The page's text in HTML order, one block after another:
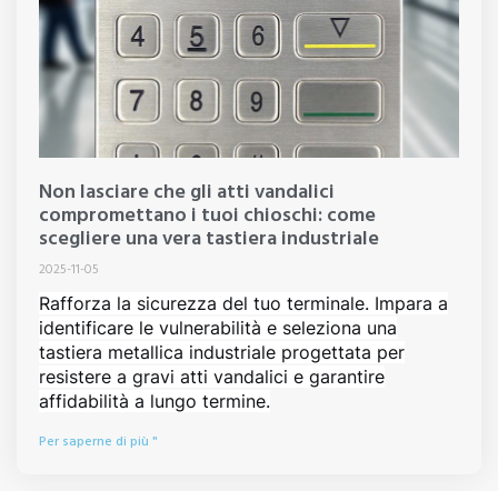
Non lasciare che gli atti vandalici
compromettano i tuoi chioschi: come
scegliere una vera tastiera industriale
2025-11-05
Rafforza la sicurezza del tuo terminale. Impara a
identificare le vulnerabilità e seleziona una
tastiera metallica industriale progettata per
resistere a gravi atti vandalici e garantire
affidabilità a lungo termine.
Per saperne di più "